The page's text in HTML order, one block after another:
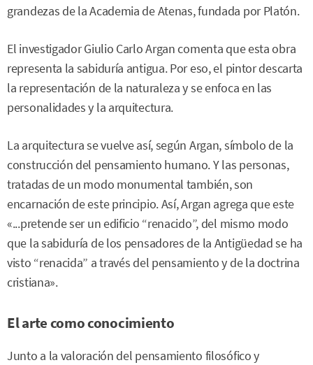
grandezas de la Academia de Atenas, fundada por Platón.
El investigador Giulio Carlo Argan comenta que esta obra
representa la sabiduría antigua. Por eso, el pintor descarta
la representación de la naturaleza y se enfoca en las
personalidades y la arquitectura.
La arquitectura se vuelve así, según Argan, símbolo de la
construcción del pensamiento humano. Y las personas,
tratadas de un modo monumental también, son
encarnación de este principio. Así, Argan agrega que este
«...pretende ser un edificio “renacido”, del mismo modo
que la sabiduría de los pensadores de la Antigüedad se ha
visto “renacida” a través del pensamiento y de la doctrina
cristiana».
El arte como conocimiento
Junto a la valoración del pensamiento filosófico y